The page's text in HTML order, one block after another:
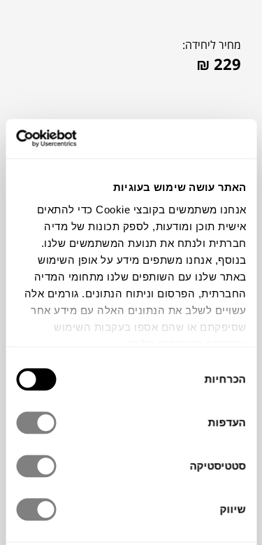
האתר עושה שימוש בעוגיות
אנחנו משתמשים בקובצי Cookie כדי להתאים
אישית תוכן ומודעות, לספק תכונות של מדיה
חברתית ולנתח את תנועת המשתמשים שלנו.
בנוסף, אנחנו משתפים מידע על אופן השימוש
באתר שלנו עם השותפים שלנו מתחומי המדיה
החברתית, הפרסום וניתוח הנתונים. גורמים אלה
עשויים לשלב את הנתונים האלה עם מידע אחר
שסיפקתם או שהם אספו בעקבות השימוש
הסכמה
הכרחיות
העדפות
סטטיסטיקה
שיווק
מחיר ליחידה:
₪ 229
צבעים
המוביל ROBERT WELCH. זכתה בתחרות DIN
עשויה פלדת אל-חלד גרמנית. ידית אחיזה יציבה
מותג